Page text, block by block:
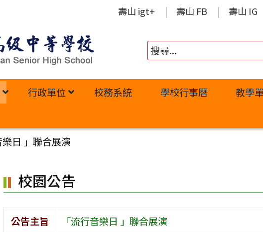
壽山 igt+ 壽山 FB 壽山 IG
行政單位 校務系統 學校行事曆 教學
樂日 」聯合展演
校園公告
公告主旨
「流行音樂日 」聯合展演